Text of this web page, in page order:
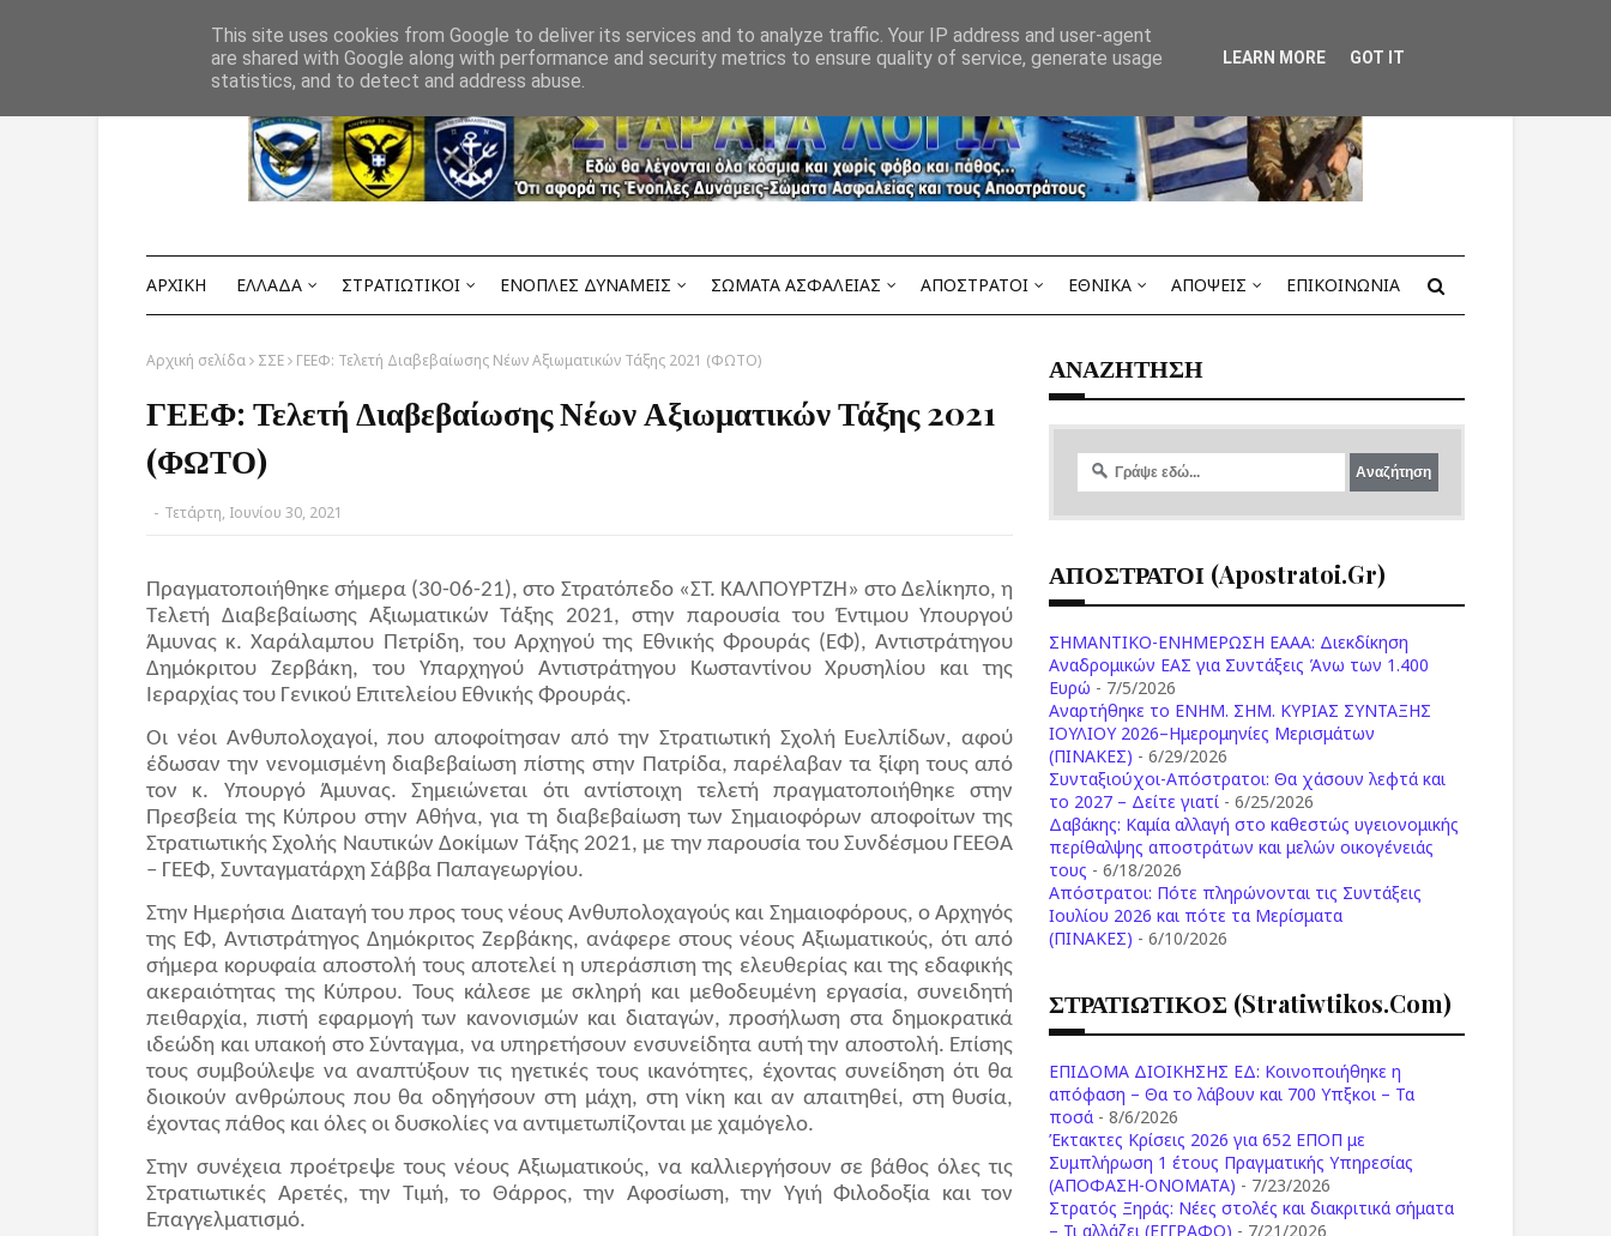
ΑΡΧΙΚΗ ΕΛΛΑΔΑ ΣΤΡΑΤΙΩΤΙΚΟΙ ΕΝΟΠΛΕΣ ΔΥΝΑΜΕΙΣ ΣΩΜΑΤΑ ΑΣΦΑΛΕΙΑΣ ΑΠΟΣΤΡΑΤΟΙ ΕΘΝΙΚΑ ΑΠΟΨΕΙΣ ΕΠΙΚΟΙΝΩΝΙΑ
Αρχική σελίδα ΣΣΕ ΓΕΕΦ: Τελετή Διαβεβαίωσης Νέων Αξιωματικών Τάξης 2021 (ΦΩΤΟ)
ΓΕΕΦ: Τελετή Διαβεβαίωσης Νέων Αξιωματικών Τάξης 2021
(ΦΩΤΟ)
- Τετάρτη, Ιουνίου 30, 2021
Πραγματοποιήθηκε σήμερα (30-06-21), στο Στρατόπεδο «ΣΤ. ΚΑΛΠΟΥΡΤΖΗ» στο Δελίκηπο, η
Τελετή Διαβεβαίωσης Αξιωματικών Τάξης 2021, στην παρουσία του Έντιμου Υπουργού
Άμυνας κ. Χαράλαμπου Πετρίδη, του Αρχηγού της Εθνικής Φρουράς (ΕΦ), Αντιστράτηγου
Δημόκριτου Ζερβάκη, του Υπαρχηγού Αντιστράτηγου Κωσταντίνου Χρυσηλίου και της
Ιεραρχίας του Γενικού Επιτελείου Εθνικής Φρουράς.
Οι νέοι Ανθυπολοχαγοί, που αποφοίτησαν από την Στρατιωτική Σχολή Ευελπίδων, αφού
έδωσαν την νενομισμένη διαβεβαίωση πίστης στην Πατρίδα, παρέλαβαν τα ξίφη τους από
τον κ. Υπουργό Άμυνας. Σημειώνεται ότι αντίστοιχη τελετή πραγματοποιήθηκε στην
Πρεσβεία της Κύπρου στην Αθήνα, για τη διαβεβαίωση των Σημαιοφόρων αποφοίτων της
Στρατιωτικής Σχολής Ναυτικών Δοκίμων Τάξης 2021, με την παρουσία του Συνδέσμου ΓΕΕΘΑ
– ΓΕΕΦ, Συνταγματάρχη Σάββα Παπαγεωργίου.
Στην Ημερήσια Διαταγή του προς τους νέους Ανθυπολοχαγούς και Σημαιοφόρους, ο Αρχηγός
της ΕΦ, Αντιστράτηγος Δημόκριτος Ζερβάκης, ανάφερε στους νέους Αξιωματικούς, ότι από
σήμερα κορυφαία αποστολή τους αποτελεί η υπεράσπιση της ελευθερίας και της εδαφικής
ακεραιότητας της Κύπρου. Τους κάλεσε με σκληρή και μεθοδευμένη εργασία, συνειδητή
πειθαρχία, πιστή εφαρμογή των κανονισμών και διαταγών, προσήλωση στα δημοκρατικά
ιδεώδη και υπακοή στο Σύνταγμα, να υπηρετήσουν ενσυνείδητα αυτή την αποστολή. Επίσης
τους συμβούλεψε να αναπτύξουν τις ηγετικές τους ικανότητες, έχοντας συνείδηση ότι θα
διοικούν ανθρώπους που θα οδηγήσουν στη μάχη, στη νίκη και αν απαιτηθεί, στη θυσία,
έχοντας πάθος και όλες οι δυσκολίες να αντιμετωπίζονται με χαμόγελο.
Στην συνέχεια προέτρεψε τους νέους Αξιωματικούς, να καλλιεργήσουν σε βάθος όλες τις
Στρατιωτικές Αρετές, την Τιμή, το Θάρρος, την Αφοσίωση, την Υγιή Φιλοδοξία και τον
Επαγγελματισμό.
ΑΝΑΖΗΤΗΣΗ
ΑΠΟΣΤΡΑΤΟΙ (apostratoi.gr)
ΣΗΜΑΝΤΙΚΟ-ΕΝΗΜΕΡΩΣΗ ΕΑΑΑ: Διεκδίκηση
Αναδρομικών ΕΑΣ για Συντάξεις Άνω των 1.400
Ευρώ - 7/5/2026
Aναρτήθηκε το ENHM. ΣΗΜ. ΚΥΡΙΑΣ ΣΥΝΤΑΞΗΣ
ΙΟΥΛΙΟΥ 2026–Ημερομηνίες Μερισμάτων
(ΠΙΝΑΚΕΣ) - 6/29/2026
Συνταξιούχοι-Απόστρατοι: Θα χάσουν λεφτά και
το 2027 – Δείτε γιατί - 6/25/2026
Δαβάκης: Καμία αλλαγή στο καθεστώς υγειονομικής
περίθαλψης αποστράτων και μελών οικογένειάς
τους - 6/18/2026
Aπόστρατοι: Πότε πληρώνονται τις Συντάξεις
Ιουλίου 2026 και πότε τα Μερίσματα
(ΠΙΝΑΚΕΣ) - 6/10/2026
ΣΤΡΑΤΙΩΤΙΚΟΣ (stratiwtikos.com)
ΕΠΙΔΟΜΑ ΔΙΟΙΚΗΣΗΣ ΕΔ: Κοινοποιήθηκε η
απόφαση – Θα το λάβουν και 700 Υπξκοι – Τα
ποσά - 8/6/2026
Έκτακτες Κρίσεις 2026 για 652 ΕΠΟΠ με
Συμπλήρωση 1 έτους Πραγματικής Υπηρεσίας
(ΑΠΟΦΑΣΗ-ONOMATA) - 7/23/2026
Στρατός Ξηράς: Νέες στολές και διακριτικά σήματα
– Τι αλλάζει (ΕΓΓΡΑΦΟ) - 7/21/2026
This site uses cookies from Google to deliver its services and to analyze traffic. Your IP address and user-agent
are shared with Google along with performance and security metrics to ensure quality of service, generate usage
statistics, and to detect and address abuse.
LEARN MORE GOT IT